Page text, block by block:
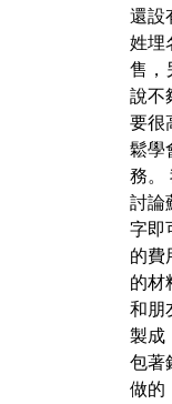
還設
姓埋
售，
說不
要很
鬆學
務。
討論
字即
的費
的材
和朋
製成
包著
做的